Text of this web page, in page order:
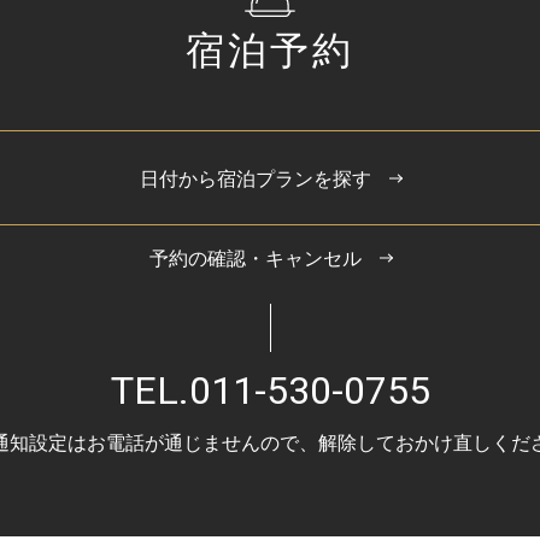
宿泊予約
日付から宿泊プランを探す
予約の確認・キャンセル
TEL.011-530-0755
設定はお電話が通じませんので、 解除しておかけ直しくだ